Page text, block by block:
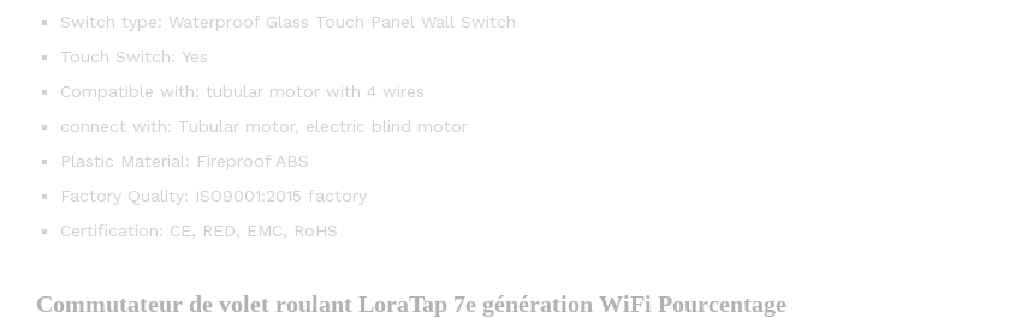
Switch type: Waterproof Glass Touch Panel Wall Switch
Touch Switch: Yes
Compatible with: tubular motor with 4 wires
connect with: Tubular motor, electric blind motor
Plastic Material: Fireproof ABS
Factory Quality: ISO9001:2015 factory
Certification: CE, RED, EMC, RoHS
Commutateur de volet roulant LoraTap 7e génération WiFi Pourcentage